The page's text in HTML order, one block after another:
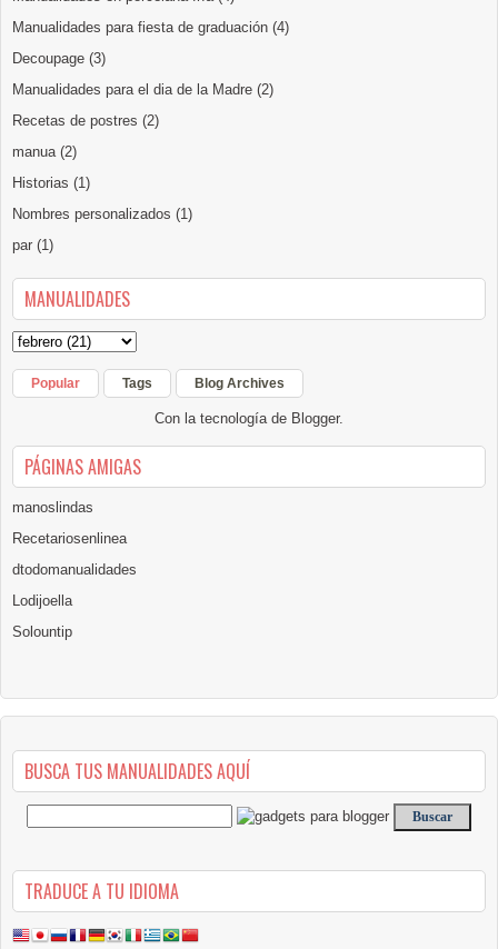
Manualidades para fiesta de graduación (4)
Decoupage (3)
Manualidades para el dia de la Madre (2)
Recetas de postres (2)
manua (2)
Historias (1)
Nombres personalizados (1)
par (1)
MANUALIDADES
Popular Tags Blog Archives
Con la tecnología de Blogger.
PÁGINAS AMIGAS
manoslindas
Recetariosenlinea
dtodomanualidades
Lodijoella
Solountip
BUSCA TUS MANUALIDADES AQUÍ
TRADUCE A TU IDIOMA